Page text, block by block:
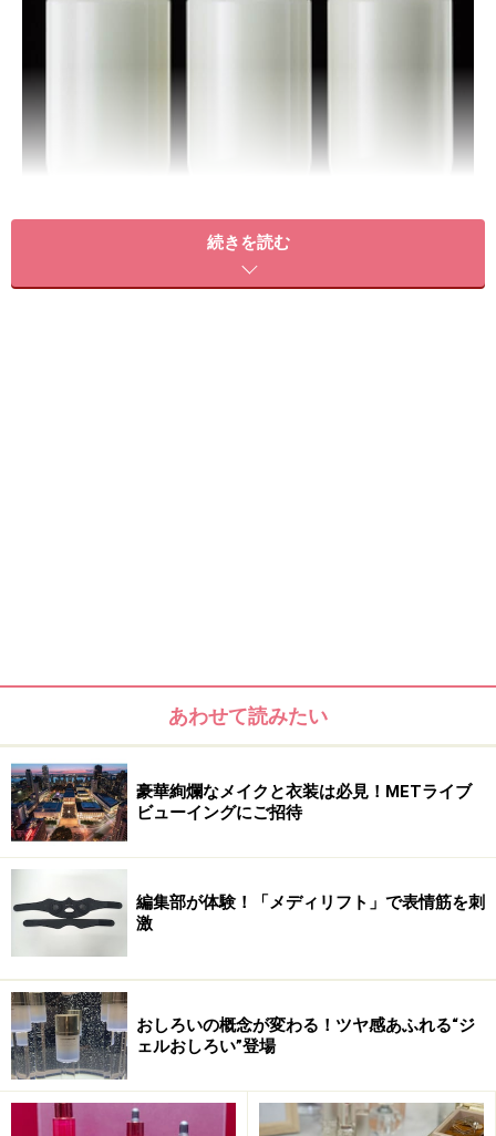
整えるこのベーシックケアを17種類の中から選べるこ
と。独自の肌測定により、「先天的肌質（=もともともっ
ている肌のくせ）」×「後天的肌状態（＝これまでの生活
環境や習慣などにより蓄積・記憶された肌状態）」か
ら、その人の素肌型にマッチした1本を見極めます。
で通りのお手入れでは物足りなくなってきた……そんな方
は特に必見！カウンセリングに定評のあるイプサならで
■DATA
ME レギュラー（医薬部外品） 全4種 175ml 5500円
（税抜）
ME エクストラ（医薬部外品） 全4種 175ml 6500円
続きを読む
あわせて読みたい
豪華絢爛なメイクと衣装は必見！METライブ
ビューイングにご招待
編集部が体験！「メディリフト」で表情筋を刺
激
おしろいの概念が変わる！ツヤ感あふれる“ジ
ェルおしろい”登場